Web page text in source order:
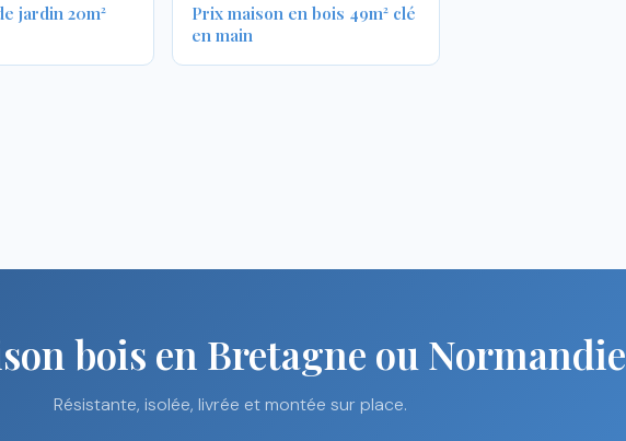
jardin 20m²
Prix maison en bois 49m² clé
en main
bois en Bretagne ou Normandie
Résistante, isolée, livrée et montée sur place.